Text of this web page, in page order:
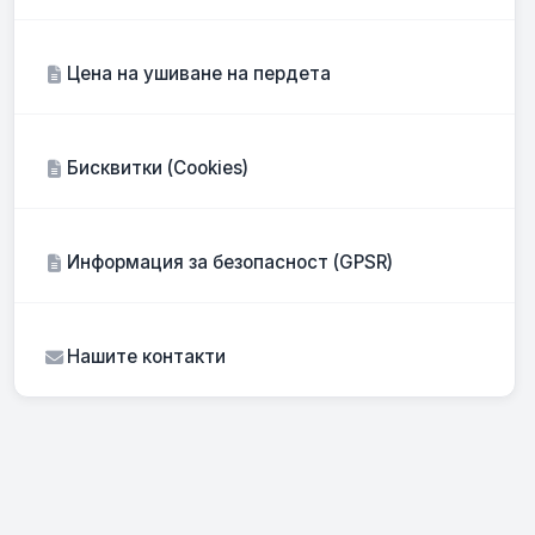
Цена на ушиване на пердета
Бисквитки (Cookies)
Информация за безопасност (GPSR)
Нашите контакти